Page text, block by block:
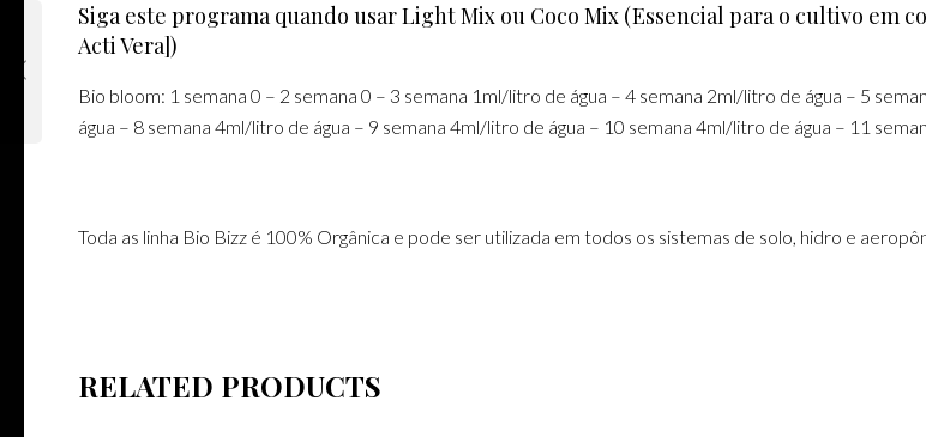
Siga este programa quando usar Light Mix ou Coco Mix (Essencial para o cultivo em
Acti Vera])
Bio bloom: 1 semana 0 – 2 semana 0 – 3 semana 1ml/litro de água – 4 semana 2ml/litro de água – 5
água – 8 semana 4ml/litro de água – 9 semana 4ml/litro de água – 10 semana 4ml/litro de água – 11
Toda as linha Bio Bizz é 100% Orgânica e pode ser utilizada em todos os sistemas de solo, hidro e
RELATED PRODUCTS